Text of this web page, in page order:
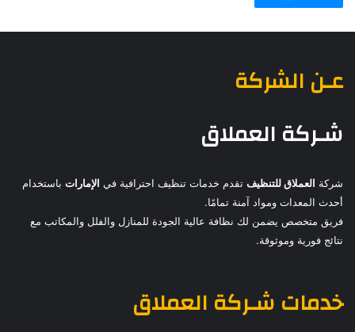
عـن الشركة
شـركة العملاق
شركة العملاق للتنظيف تقدم خدمات تنظيف احترافية في الإمارات باستخدام
أحدث المعدات ومواد آمنة تمامًا.
فريق متخصص يضمن لك نظافة عالية الجودة للمنازل والفلل والمكاتب مع
نتائج فورية وموثوقة.
خدمات شـركة العملاق